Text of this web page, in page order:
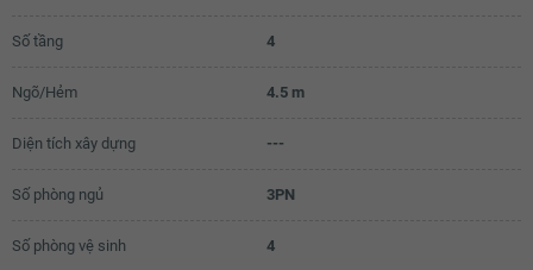
5.43 tỷ
5.45 tỷ
Số tầng 4
Ngõ/Hẻm 4.5 m
Diện tích xây dựng ---
Số phòng ngủ 3PN
Số phòng vệ sinh 4